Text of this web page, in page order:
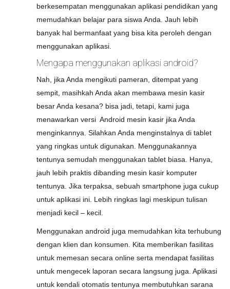
berkesempatan menggunakan aplikasi pendidikan yang
memudahkan belajar para siswa Anda. Jauh lebih
banyak hal bermanfaat yang bisa kita peroleh dengan
menggunakan aplikasi.
Mengapa menggunakan aplikasi android?
Nah, jika Anda mengikuti pameran, ditempat yang
sempit, masihkah Anda akan membawa mesin kasir
besar Anda kesana? bisa jadi, tetapi, kami juga
menawarkan versi Android mesin kasir jika Anda
menginkannya. Silahkan Anda menginstalnya di tablet
yang ringkas untuk digunakan. Menggunakannya
tentunya semudah menggunakan tablet biasa. Hanya,
jauh lebih praktis dibanding mesin kasir komputer
tentunya. Jika terpaksa, sebuah smartphone juga cukup
untuk aplikasi ini. Lebih ringkas lagi meskipun tulisan
menjadi kecil – kecil.
Menggunakan android juga memudahkan kita terhubung
dengan klien dan konsumen. Kita memberikan fasilitas
untuk memesan secara online serta mendapat fasilitas
untuk mengecek laporan secara langsung juga. Aplikasi
untuk kendali otomatis tentunya membutuhkan sarana